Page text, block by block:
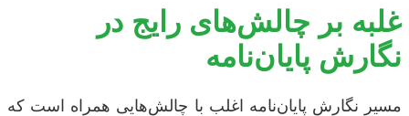
غلبه بر چالش‌های رایج در
نگارش پایان‌نامه
مسیر نگارش پایان‌نامه اغلب با چالش‌هایی همراه است که